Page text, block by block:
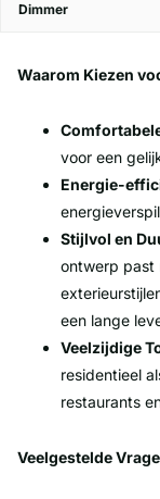
Dimmer
Waarom Kiezen
voor een
Energie-
Stijlvol en
ontwerp past
een lange
Veelzijdige
residentieel
restaurants
Veelgestelde